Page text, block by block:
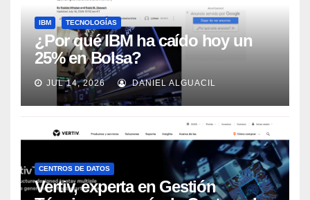
IBM TECNOLOGÍAS
¿Por qué IBM ha caído hoy un
25% en Bolsa?
JUL 14, 2026 DANIEL ALGUACIL
CENTROS DE DATOS
Vertiv, experta en Gestión